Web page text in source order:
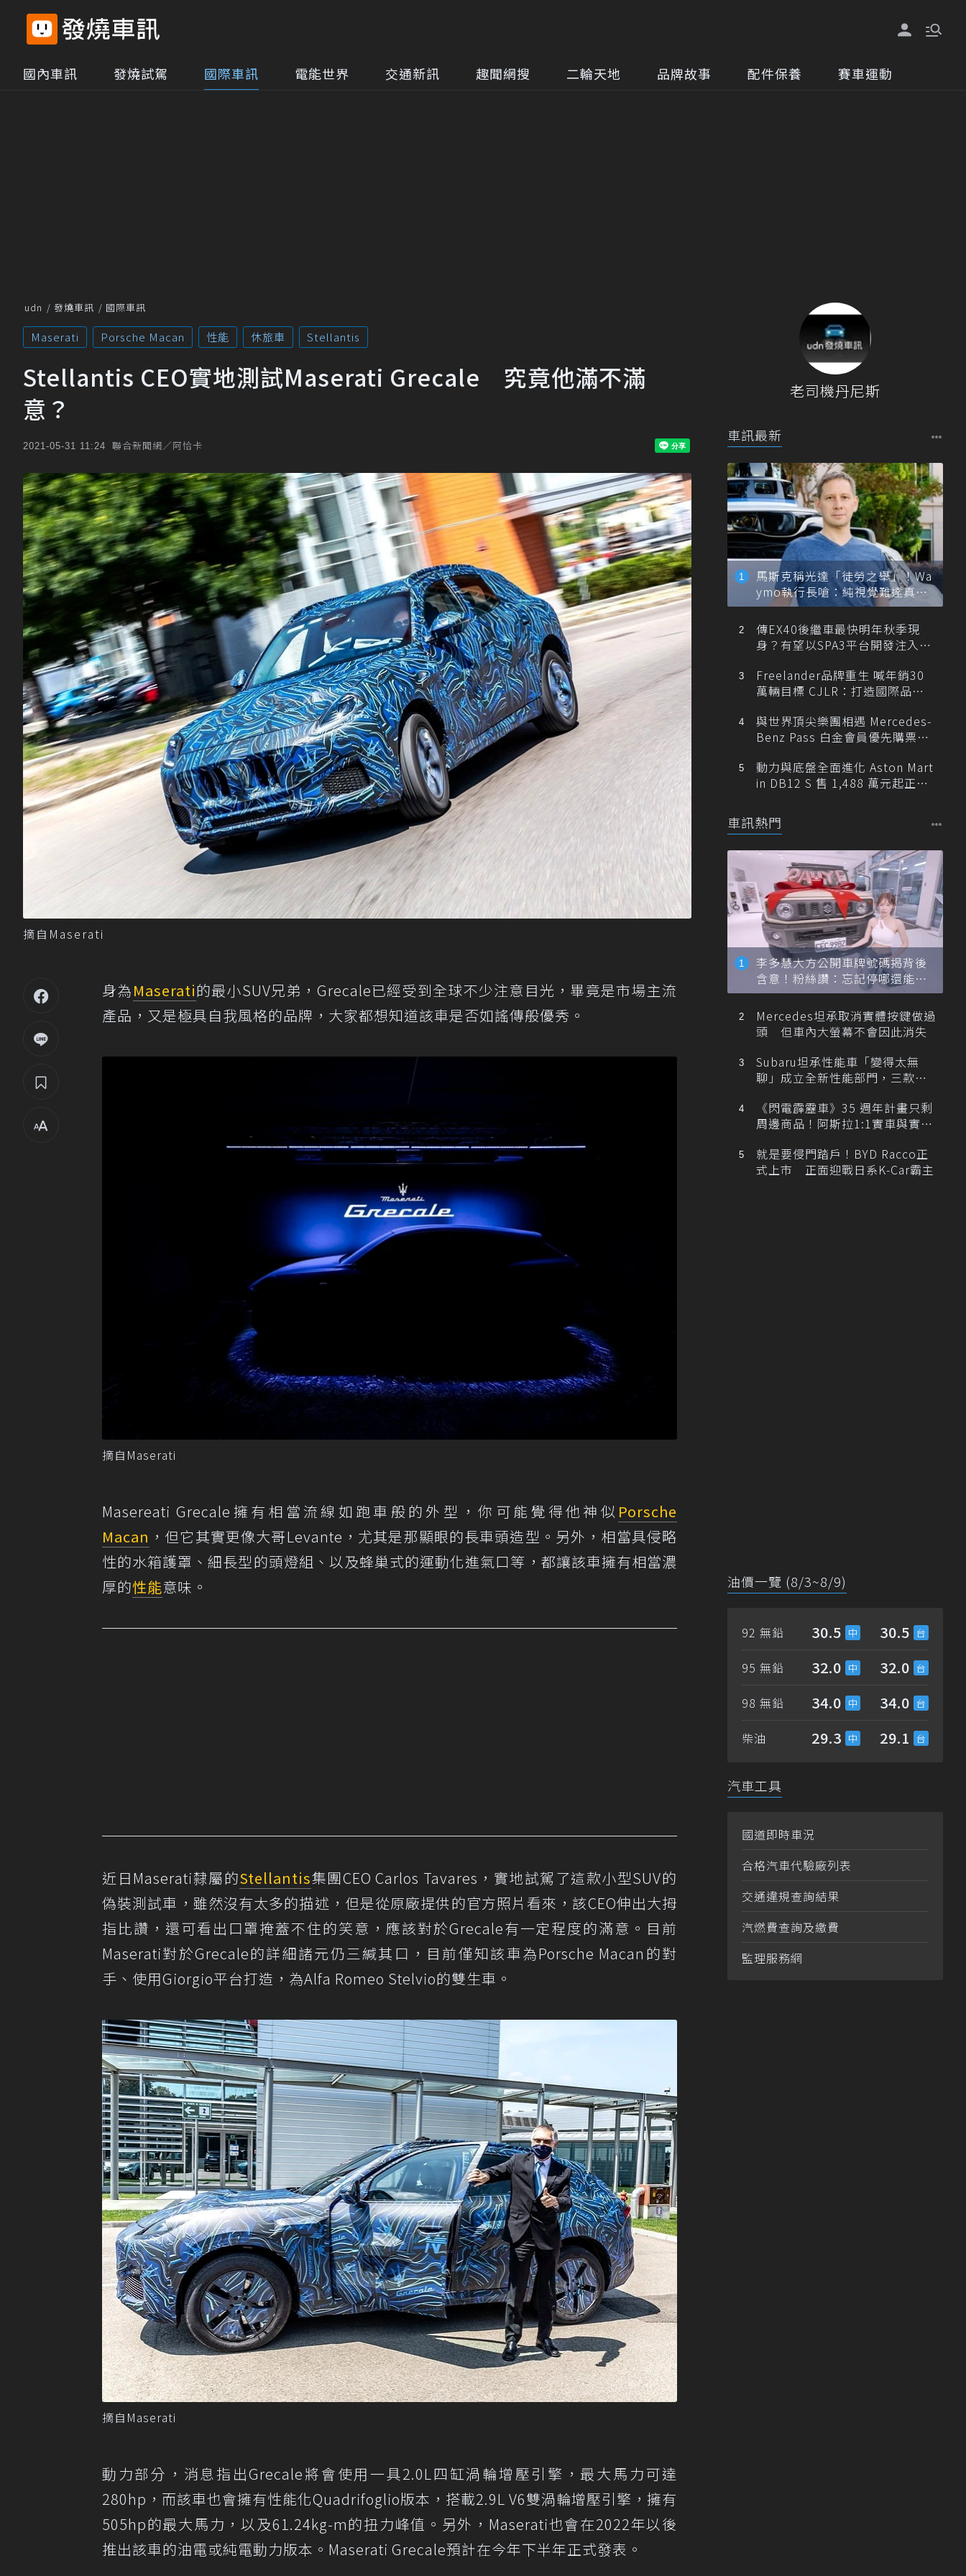
國內車訊 發燒試駕 國際車訊 電能世界 交通新訊 趣聞網搜 二輪天地 品牌故事 配件保養 賽車運動
udn 發燒車訊 國際車訊
Maserati Porsche Macan 性能 休旅車 Stellantis
Stellantis CEO實地測試Maserati Grecale 究竟他滿不滿
意？
2021-05-31 11:24 聯合新聞網／阿恰卡
摘自Maserati
身為Maserati的最小SUV兄弟，Grecale已經受到全球不少注意目光，畢竟是市場主流
產品，又是極具自我風格的品牌，大家都想知道該車是否如謠傳般優秀。
摘自Maserati
Masereati Grecale擁有相當流線如跑車般的外型，你可能覺得他神似 Porsche
Macan ，但它其實更像大哥Levante，尤其是那顯眼的長車頭造型。另外，相當具侵略
性的水箱護罩、細長型的頭燈組、以及蜂巢式的運動化進氣口等，都讓該車擁有相當濃
厚的性能意味。
近日Maserati隸屬的Stellantis集團CEO Carlos Tavares，實地試駕了這款小型SUV的
偽裝測試車，雖然沒有太多的描述，但是從原廠提供的官方照片看來，該CEO伸出大拇
指比讚，還可看出口罩掩蓋不住的笑意，應該對於Grecale有一定程度的滿意。目前
Maserati對於Grecale的詳細諸元仍三緘其口，目前僅知該車為Porsche Macan的對
手、使用Giorgio平台打造，為Alfa Romeo Stelvio的雙生車。
摘自Maserati
動力部分，消息指出Grecale將會使用一具2.0L四缸渦輪增壓引擎，最大馬力可達
280hp，而該車也會擁有性能化Quadrifoglio版本，搭載2.9L V6雙渦輪增壓引擎，擁有
505hp的最大馬力，以及61.24kg-m的扭力峰值。另外，Maserati也會在2022年以後
推出該車的油電或純電動力版本。Maserati Grecale預計在今年下半年正式發表。
老司機丹尼斯
車訊最新
馬斯克稱光達「徒勞之舉」！Wa
ymo執行長嗆：純視覺難達真正
自動駕駛
傳EX40後繼車最快明年秋季現
身？有望以SPA3平台開發注入80
Freelander品牌重生 喊年銷30
萬輛目標 CJLR：打造國際品牌
與世界頂尖樂團相遇 Mercedes-
Benz Pass 白金會員優先購票維
動力與底盤全面進化 Aston Mart
in DB12 S 售 1,488 萬元起正式
車訊熱門
李多慧大方公開車牌號碼揭背後
含意！粉絲讚：忘記停哪還能幫
忙找車
Mercedes坦承取消實體按鍵做過
頭 但車內大螢幕不會因此消失
Subaru坦承性能車「變得太無
聊」成立全新性能部門，三款手
《閃電霹靂車》35 週年計畫只剩
周邊商品！阿斯拉1:1實車與實體
就是要侵門踏戶！BYD Racco正
式上市 正面迎戰日系K-Car霸主
油價一覽 (8/3~8/9)
92 無鉛 30.5 30.5
95 無鉛 32.0 32.0
98 無鉛 34.0 34.0
柴油 29.3 29.1
汽車工具
國道即時車況
合格汽車代驗廠列表
交通違規查詢結果
汽燃費查詢及繳費
監理服務網